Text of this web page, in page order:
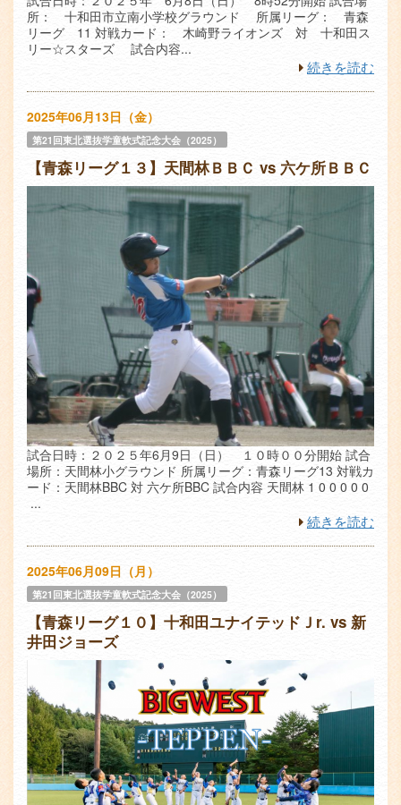
所： 十和田市立南小学校グラウンド 所属リーグ： 青森
リーグ 11 対戦カード： 木崎野ライオンズ 対 十和田ス
リー☆スターズ 試合内容...
続きを読む
2025年06月13日（金）
第21回東北選抜学童軟式記念大会（2025）
【青森リーグ１３】天間林ＢＢＣ vs 六ケ所ＢＢＣ
試合日時：２０２５年6月9日（日） １０時００分開始 試合
場所：天間林小グラウンド 所属リーグ：青森リーグ13 対戦カ
ード：天間林BBC 対 六ケ所BBC 試合内容 天間林 1 0 0 0 0 0
...
続きを読む
2025年06月09日（月）
第21回東北選抜学童軟式記念大会（2025）
【青森リーグ１０】十和田ユナイテッドＪr. vs 新
井田ジョーズ